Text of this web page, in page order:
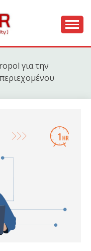
για την